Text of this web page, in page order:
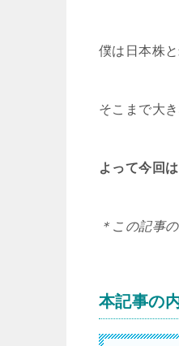
僕は日本株
そこまで大
よって今回
＊この記事
本記事の